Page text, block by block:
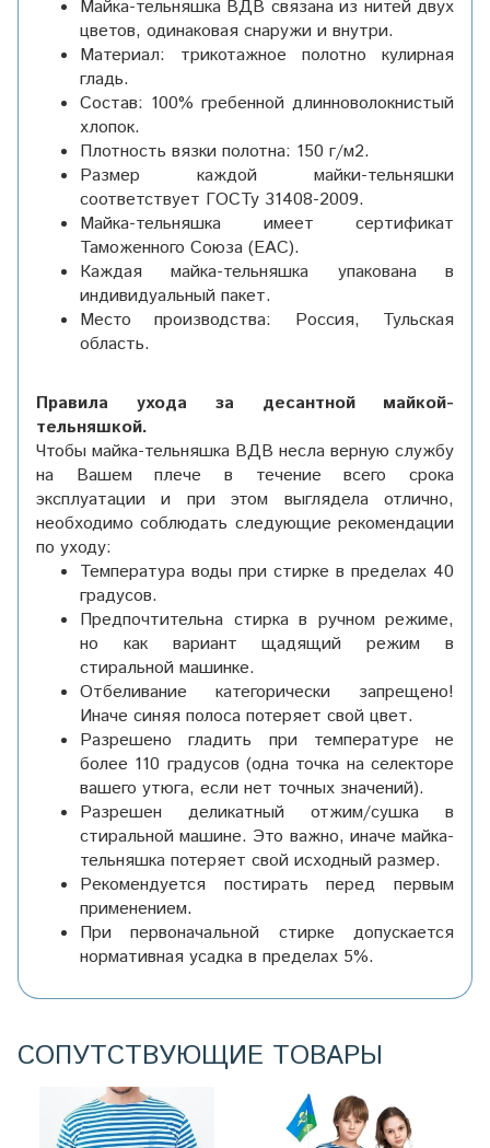
Майка-тельняшка ВДВ связана из нитей двух
цветов, одинаковая снаружи и внутри.
Материал: трикотажное полотно кулирная
гладь.
Состав: 100% гребенной длинноволокнистый
хлопок.
Плотность вязки полотна: 150 г/м2.
Размер каждой майки-тельняшки
соответствует ГОСТу 31408-2009.
Майка-тельняшка имеет сертификат
Таможенного Союза (ЕАС).
Каждая майка-тельняшка упакована в
индивидуальный пакет.
Место производства: Россия, Тульская
область.
Правила ухода за десантной майкой-
тельняшкой.
Чтобы майка-тельняшка ВДВ несла верную службу
на Вашем плече в течение всего срока
эксплуатации и при этом выглядела отлично,
необходимо соблюдать следующие рекомендации
по уходу:
Температура воды при стирке в пределах 40
градусов.
Предпочтительна стирка в ручном режиме,
но как вариант щадящий режим в
стиральной машинке.
Отбеливание категорически запрещено!
Иначе синяя полоса потеряет свой цвет.
Разрешено гладить при температуре не
более 110 градусов (одна точка на селекторе
вашего утюга, если нет точных значений).
Разрешен деликатный отжим/сушка в
стиральной машине. Это важно, иначе майка-
тельняшка потеряет свой исходный размер.
Рекомендуется постирать перед первым
применением.
При первоначальной стирке допускается
нормативная усадка в пределах 5%.
СОПУТСТВУЮЩИЕ ТОВАРЫ